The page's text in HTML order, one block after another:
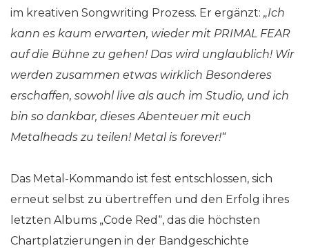
im kreativen Songwriting Prozess. Er ergänzt: „Ich
kann es kaum erwarten, wieder mit PRIMAL FEAR
auf die Bühne zu gehen! Das wird unglaublich! Wir
werden zusammen etwas wirklich Besonderes
erschaffen, sowohl live als auch im Studio, und ich
bin so dankbar, dieses Abenteuer mit euch
Metalheads zu teilen! Metal is forever!“
Das Metal-Kommando ist fest entschlossen, sich
erneut selbst zu übertreffen und den Erfolg ihres
letzten Albums „Code Red“, das die höchsten
Chartplatzierungen in der Bandgeschichte